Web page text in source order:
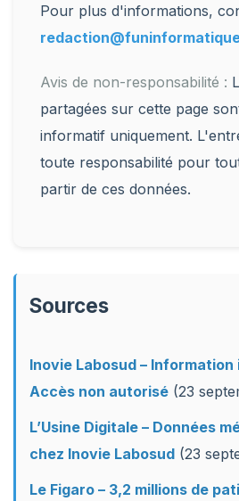
Pour plus d'informations,
Avis de non-responsabilité :
partagées sur cette page
informatif uniquement.
toute responsabilité pour
partir de ces données.
Sources
Inovie Labosud –
Accès non autorisé (23
L’Usine Digitale – Données
chez Inovie Labosud (23
Le Figaro – 3,2 millions de